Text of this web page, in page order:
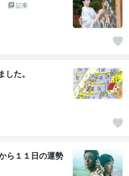
記事
た。
ら１１日の運勢